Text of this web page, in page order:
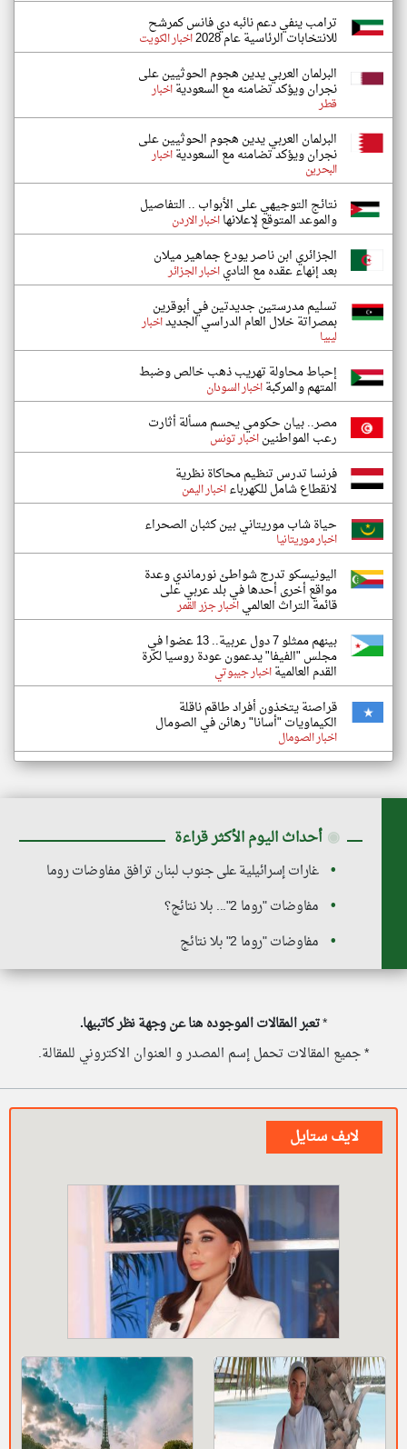
ترامب ينفي دعم نائبه دي فانس كمرشح
للانتخابات الرئاسية عام 2028 اخبار الكويت
البرلمان العربي يدين هجوم الحوثيين على
نجران ويؤكد تضامنه مع السعوديةاخبار
قطر
البرلمان العربي يدين هجوم الحوثيين على
نجران ويؤكد تضامنه مع السعوديةاخبار
البحرين
نتائج التوجيهي على الأبواب .. التفاصيل
والموعد المتوقع لإعلانهااخبار الاردن
الجزائري ابن ناصر يودع جماهير ميلان
بعد إنهاء عقده مع النادياخبار الجزائر
تسليم مدرستين جديدتين في أبوقرين
بمصراتة خلال العام الدراسي الجديداخبار
ليبيا
إحباط محاولة تهريب ذهب خالص وضبط
المتهم والمركبةاخبار السودان
مصر.. بيان حكومي يحسم مسألة أثارت
رعب المواطنيناخبار تونس
فرنسا تدرس تنظيم محاكاة نظرية
لانقطاع شامل للكهرباءاخبار اليمن
حياة شاب موريتاني بين كثبان الصحراء
اخبار موريتانيا
اليونيسكو تدرج شواطئ نورماندي وعدة
مواقع أخرى أحدها في بلد عربي على
قائمة التراث العالمياخبار جزر القمر
بينهم ممثلو 7 دول عربية.. 13 عضوا في
مجلس "الفيفا" يدعمون عودة روسيا لكرة
القدم العالميةاخبار جيبوتي
قراصنة يتخذون أفراد طاقم ناقلة
الكيماويات "أسانا" رهائن في الصومال
اخبار الصومال
◉ أحداث اليوم الأكثر قراءة
غارات إسرائيلية على جنوب لبنان ترافق مفاوضات روما
مفاوضات "روما 2"... بلا نتائج؟
مفاوضات "روما 2" بلا نتائج
*تعبر المقالات الموجوده هنا عن وجهة نظر كاتبيها.
* جميع المقالات تحمل إسم المصدر و العنوان الاكتروني للمقالة.
لايف ستايل